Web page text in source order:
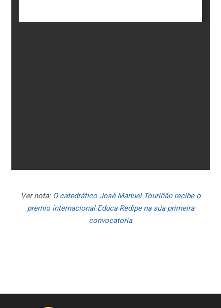
Ver nota: O catedrático José Manuel Touriñán recibe o
premio internacional Educa Redipe na súa primeira
convocatoria